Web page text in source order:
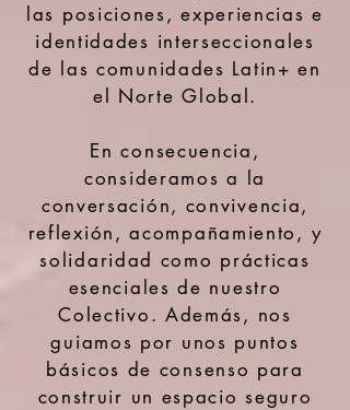
las posiciones, experiencias e
identidades interseccionales
de las comunidades Latin+ en
el Norte Global.
En consecuencia,
consideramos a la
conversación, convivencia,
reflexión, acompañamiento, y
solidaridad como prácticas
esenciales de nuestro
Colectivo. Además, nos
guiamos por unos puntos
básicos de consenso para
construir un espacio seguro